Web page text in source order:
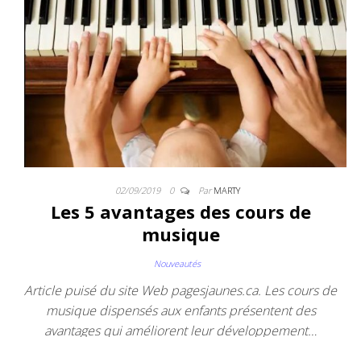
02/09/2019 0 ParMARTY
Les 5 avantages des cours de
musique
Nouveautés
Article puisé du site Web pagesjaunes.ca. Les cours de
musique dispensés aux enfants présentent des
avantages qui améliorent leur développement…